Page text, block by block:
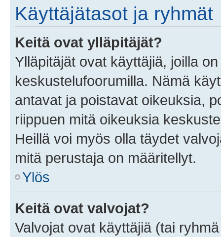
Käyttäjätasot ja ryhmät
Keitä ovat ylläpitäjät?
Ylläpitäjät ovat käyttäjiä, joilla
keskustelufoorumilla. Nämä
antavat ja poistavat oikeuksia,
riippuen mitä oikeuksia
Heillä voi myös olla täydet
mitä perustaja on määritellyt.
Ylös
Keitä ovat valvojat?
Valvojat ovat käyttäjiä (tai